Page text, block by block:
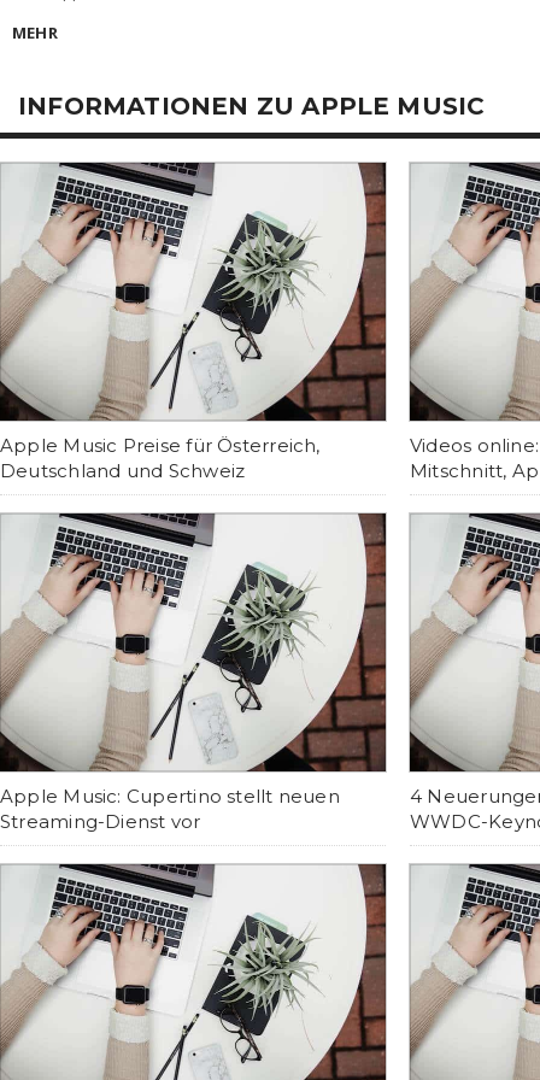
MEHR
INFORMATIONEN ZU APPLE MUSIC
Apple Music Preise für Österreich,
Deutschland und Schweiz
Videos
Mitschnitt,
Apple Music: Cupertino stellt neuen
Streaming-Dienst vor
4
WWDC-